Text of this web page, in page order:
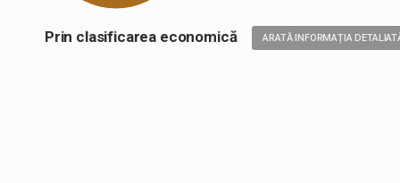
Prin clasificarea economică ARATĂ INFORMAȚIA